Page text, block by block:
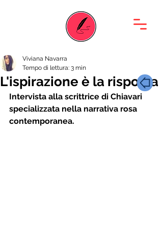
L'ispirazione è la risposta
Viviana Navarra
Tempo di lettura: 3 min
Intervista alla scrittrice di Chiavari
specializzata nella narrativa rosa
contemporanea.